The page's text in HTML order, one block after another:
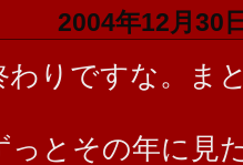
2004年12月30
わりですな。ま
っとその年に見